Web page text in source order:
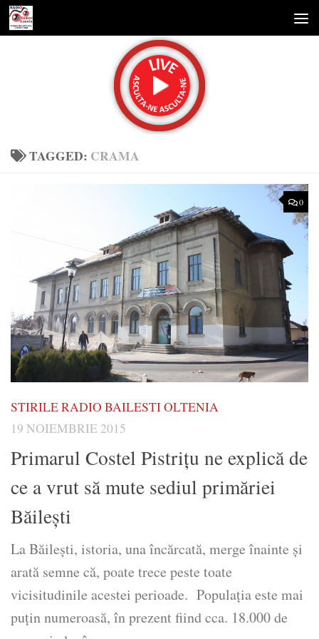
Skip to content
TAGGED: CRAMA
0
STIRILE RADIO BAILESTI OLTENIA
19 NOIEMBRIE 2015
Primarul Costel Pistrițu ne explică de
ce a vrut să mute sediul primăriei
Băilești
La Băileşti, istoria, una încărcată, merge înainte şi
arată semne că, poate trece peste toate
vicisitudinile acestei perioade. Populaţia este mai
puţin numeroasă, în prezent fiind cca. 18.000 de